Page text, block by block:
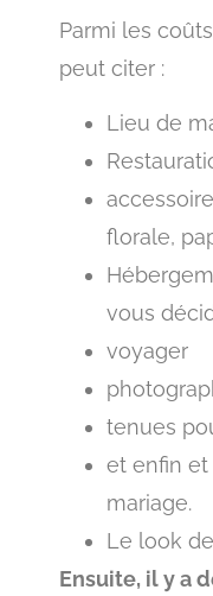
Parmi les
peut citer :
Lieu de
florale,
vous
voyager
tenues
et enfin et
mariage.
Le look
Ensuite, il y a